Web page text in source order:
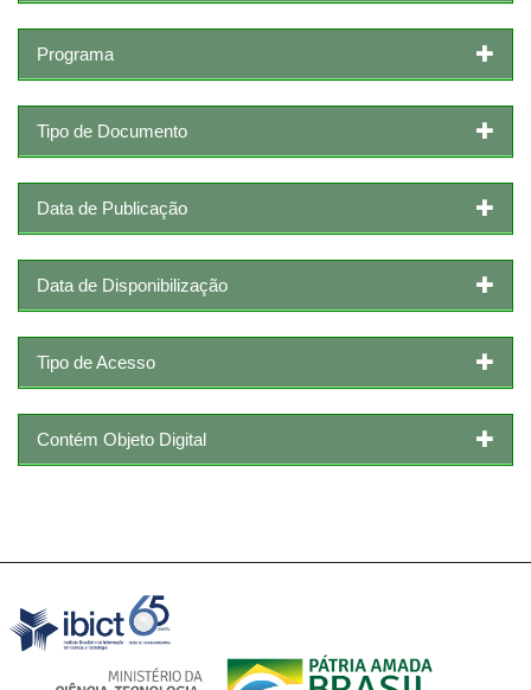
Programa
Tipo de Documento
Data de Publicação
Data de Disponibilização
Tipo de Acesso
Contém Objeto Digital